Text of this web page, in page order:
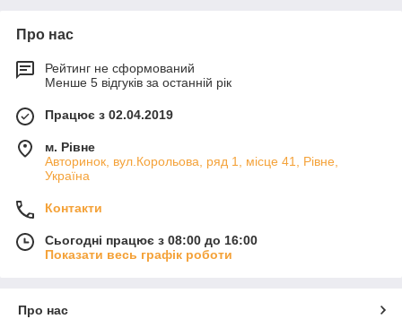
Про нас
Рейтинг не сформований
Менше 5 відгуків за останній рік
Працює з 02.04.2019
м. Рівне
Авторинок, вул.Корольова, ряд 1, місце 41, Рівне,
Україна
Контакти
Сьогодні працює з 08:00 до 16:00
Показати весь графік роботи
Про нас